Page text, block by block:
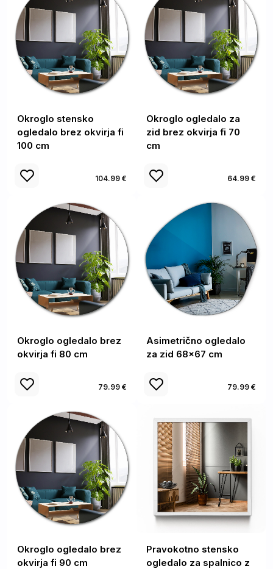
Okroglo stensko
ogledalo brez okvirja fi
100 cm
104.99 €
Okroglo ogledalo za
zid brez okvirja fi 70
cm
64.99 €
Okroglo ogledalo brez
okvirja fi 80 cm
79.99 €
Asimetrično ogledalo
za zid 68x67 cm
79.99 €
Okroglo ogledalo brez
okvirja fi 90 cm
Pravokotno stensko
ogledalo za spalnico z